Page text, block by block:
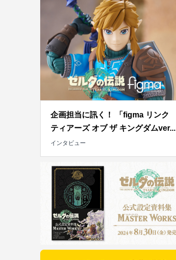
企画担当に訊く！ 「figma リンク
ティアーズ オブ ザ キングダムver...
インタビュー